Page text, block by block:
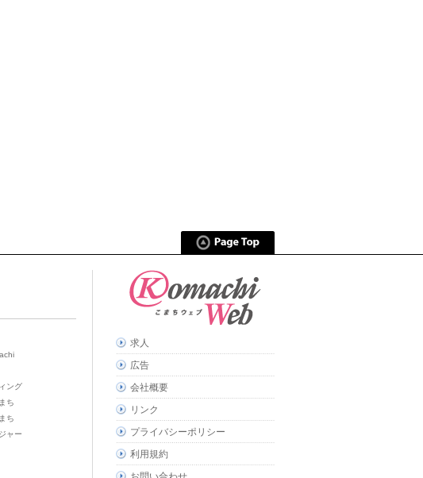
ング
ち
ち
ャー
求人
広告
会社概要
リンク
プライバシーポリシー
利用規約